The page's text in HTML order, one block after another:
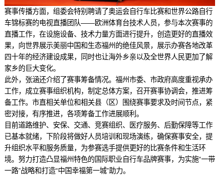
赛事传播方面，组委会特别聘请了奥运会自行车比赛和世界公路自行
车锦标赛的电视直播团队——欧洲体育台技术人员，参与本次赛事的
直播工作，在设施设备、技术力量方面进行提升，创造更好的直播效
果，向世界展示美丽中国和生态福州的绝佳风景，展示办赛各地改革
四十年的经济建设成果，同时也让海外乡亲以及全世界人民更加了解
家乡的巨大变化。
此外，张涵还介绍了赛事筹备情况。福州市委、市政府高度重视承办
工作，成立赛事组织机构，制定总体方案，召开赛事协调会，推进筹
备工作。市直相关单位和相关县（区）围绕赛事要求及时间节点，紧
密对接，有序推进，各项筹备工作进展顺利。
目前道路维护、安保、交通、竞赛组织、医疗服务、后勤保障等工作
已基本就绪，下阶段将做好人员培训和现场演练，确保赛事安全，提
升组织水平和服务质量，为参赛选手提供更好的比赛条件和生活环
境。努力打造凸显福州特色的国际职业自行车品牌赛事，为实施“一带
一路”战略和打造“中国幸福第一城”助力。